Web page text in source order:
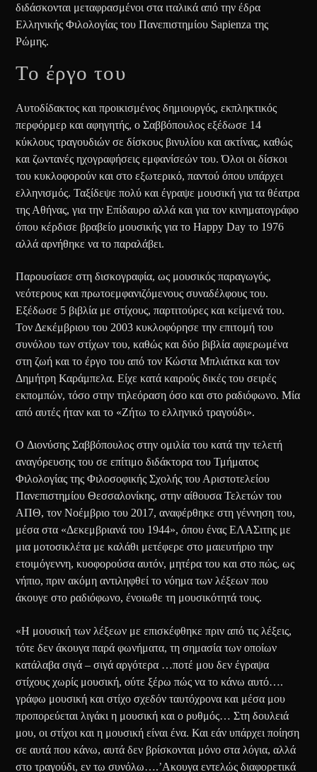
διδάσκονται μεταφρασμένοι στα ιταλικά από την έδρα
Ελληνικής Φιλολογίας του Πανεπιστημίου Sapienza της
Ρώμης.
Το έργο του
Αυτοδίδακτος και προικισμένος δημιουργός, εκπληκτικός
περφόρμερ και αφηγητής, ο Σαββόπουλος εξέδωσε 14
κύκλους τραγουδιών σε δίσκους βινυλίου και ακτίνας, καθώς
και ζωντανές ηχογραφήσεις εμφανίσεών του. Όλοι οι δίσκοι
του κυκλοφορούν και στο εξωτερικό, παντού όπου υπάρχει
ελληνισμός. Ταξίδεψε πολύ και έγραψε μουσική για τα θέατρα
της Αθήνας, για την Επίδαυρο αλλά και για τον κινηματογράφο
όπου κέρδισε βραβείο μουσικής για το Happy Day το 1976
αλλά αρνήθηκε να το παραλάβει.
Παρουσίασε στη δισκογραφία, ως μουσικός παραγωγός,
νεότερους και πρωτοεμφανιζόμενους συναδέλφους του.
Εξέδωσε 5 βιβλία με στίχους, παρτιτούρες και κείμενά του.
Τον Δεκέμβριου του 2003 κυκλοφόρησε την επιτομή του
συνόλου των στίχων του, καθώς και δύο βιβλία αφιερωμένα
στη ζωή και το έργο του από τον Κώστα Μπλιάτκα και τον
Δημήτρη Καράμπελα. Είχε κατά καιρούς δικές του σειρές
εκπομπών, τόσο στην τηλεόραση όσο και στο ραδιόφωνο. Μία
από αυτές ήταν και το «Ζήτω το ελληνικό τραγούδι».
O Διονύσης Σαββόπουλος στην ομιλία του κατά την τελετή
αναγόρευσης του σε επίτιμο διδάκτορα του Τμήματος
Φιλολογίας της Φιλοσοφικής Σχολής του Αριστοτελείου
Πανεπιστημίου Θεσσαλονίκης, στην αίθουσα Τελετών του
ΑΠΘ, τον Νοέμβριο του 2017, αναφέρθηκε στη γέννηση του,
μέσα στα «Δεκεμβριανά του 1944», όπου ένας ΕΛΑΣιτης με
μια μοτοσικλέτα με καλάθι μετέφερε στο μαιευτήριο την
ετοιμόγεννη, κυοφορούσα αυτόν, μητέρα του και στο πώς, ως
νήπιο, πριν ακόμη αντιληφθεί το νόημα των λέξεων που
άκουγε στο ραδιόφωνο, ένοιωθε τη μουσικότητά τους.
«Η μουσική των λέξεων με επισκέφθηκε πριν από τις λέξεις,
τότε δεν άκουγα παρά φωνήματα, τη σημασία των οποίων
κατάλαβα σιγά – σιγά αργότερα …ποτέ μου δεν έγραψα
στίχους χωρίς μουσική, ούτε ξέρω πώς να το κάνω αυτό….
γράφω μουσική και στίχο σχεδόν ταυτόχρονα και μέσα μου
προπορεύεται λιγάκι η μουσική και ο ρυθμός… Στη δουλειά
μου, οι στίχοι και η μουσική είναι ένα. Και εάν υπάρχει ποίηση
σε αυτά που κάνω, αυτά δεν βρίσκονται μόνο στα λόγια, αλλά
στο τραγούδι, εν τω συνόλω….’Ακουγα εντελώς διαφορετικά